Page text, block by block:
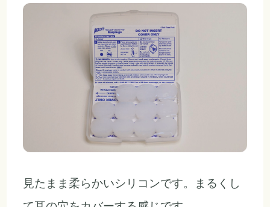
見たまま柔らかいシリコンです。まるくし